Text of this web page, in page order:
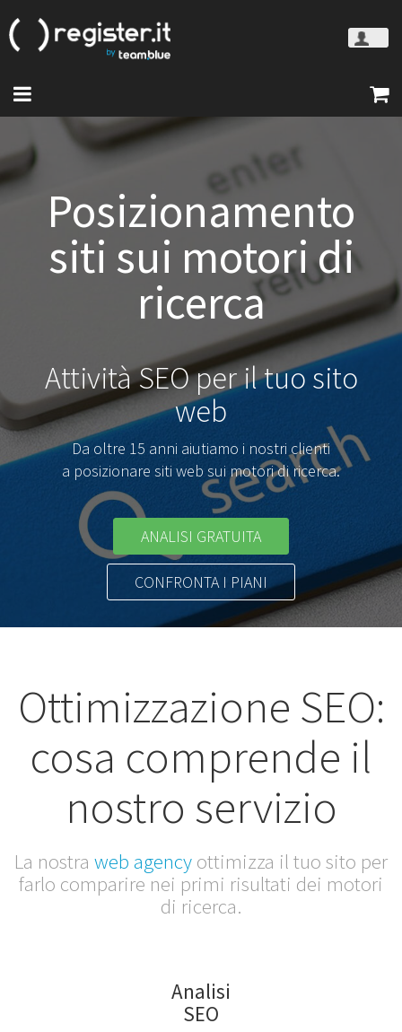
Posizionamento
siti sui motori di
ricerca
Attività SEO per il tuo sito
web
Da oltre 15 anni aiutiamo i nostri clienti
a posizionare siti web sui motori di ricerca.
ANALISI GRATUITA
CONFRONTA I PIANI
Ottimizzazione SEO:
cosa comprende il
nostro servizio
La nostra web agency ottimizza il tuo sito per
farlo comparire nei primi risultati dei motori
di ricerca.
Analisi
SEO